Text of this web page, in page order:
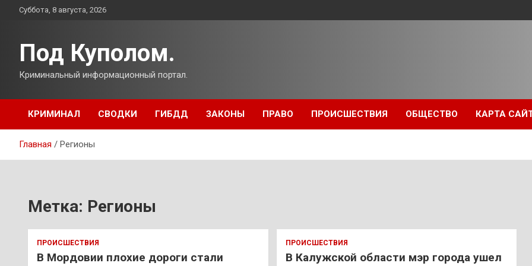
ПерейтиСуббота, 8 августа, 2026
Под Куполом.
Криминальный информационный портал.
КРИМИНАЛ СВОДКИ ГИБДД ЗАКОНЫ ПРАВО ПРОИСШЕСТВИЯ ОБЩЕСТВО КАРТА
Главная Регионы
Метка: Регионы
ПРОИСШЕСТВИЯ
В Мордовии плохие дороги стали
ПРОИСШЕСТВИЯ
В Калужской области мэр города ушел